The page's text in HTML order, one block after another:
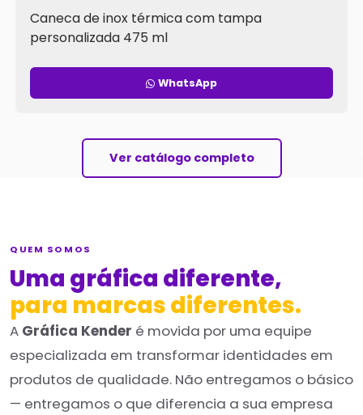
Caneca de inox térmica com tampa
personalizada 475 ml
WhatsApp
Ver catálogo completo
QUEM SOMOS
Uma gráfica diferente,
para marcas diferentes.
A Gráfica Kender é movida por uma equipe
especializada em transformar identidades em
produtos de qualidade. Não entregamos o básico
— entregamos o que diferencia a sua empresa